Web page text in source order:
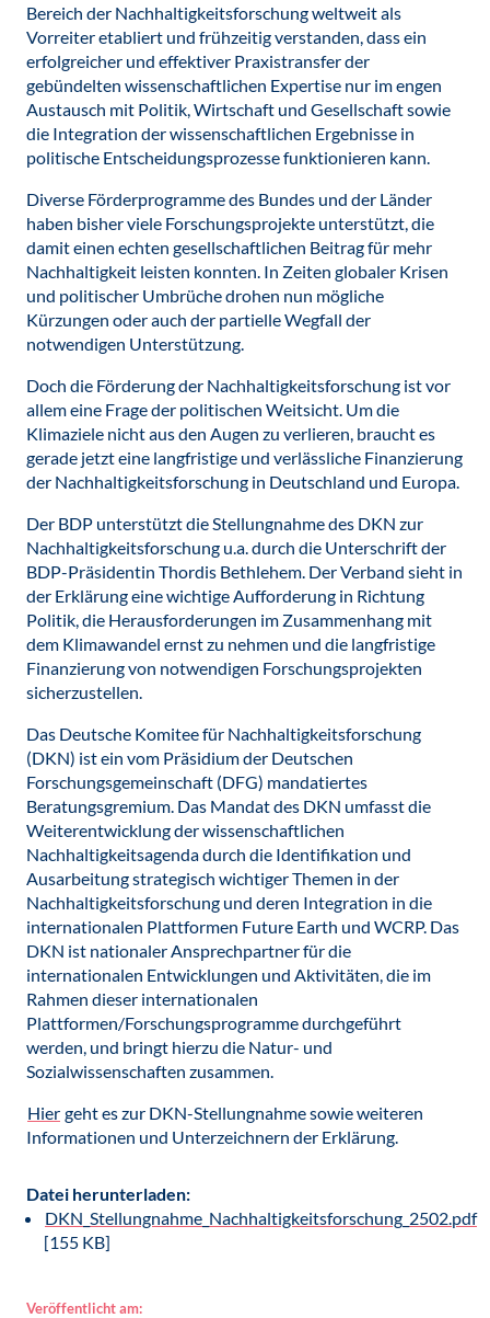
Bereich der Nachhaltigkeitsforschung weltweit als
Vorreiter etabliert und frühzeitig verstanden, dass ein
erfolgreicher und effektiver Praxistransfer der
gebündelten wissenschaftlichen Expertise nur im engen
Austausch mit Politik, Wirtschaft und Gesellschaft sowie
die Integration der wissenschaftlichen Ergebnisse in
politische Entscheidungsprozesse funktionieren kann.
Diverse Förderprogramme des Bundes und der Länder
haben bisher viele Forschungsprojekte unterstützt, die
damit einen echten gesellschaftlichen Beitrag für mehr
Nachhaltigkeit leisten konnten. In Zeiten globaler Krisen
und politischer Umbrüche drohen nun mögliche
Kürzungen oder auch der partielle Wegfall der
notwendigen Unterstützung.
Doch die Förderung der Nachhaltigkeitsforschung ist vor
allem eine Frage der politischen Weitsicht. Um die
Klimaziele nicht aus den Augen zu verlieren, braucht es
gerade jetzt eine langfristige und verlässliche Finanzierung
der Nachhaltigkeitsforschung in Deutschland und Europa.
Der BDP unterstützt die Stellungnahme des DKN zur
Nachhaltigkeitsforschung u.a. durch die Unterschrift der
BDP-Präsidentin Thordis Bethlehem. Der Verband sieht in
der Erklärung eine wichtige Aufforderung in Richtung
Politik, die Herausforderungen im Zusammenhang mit
dem Klimawandel ernst zu nehmen und die langfristige
Finanzierung von notwendigen Forschungsprojekten
sicherzustellen.
Das Deutsche Komitee für Nachhaltigkeitsforschung
(DKN) ist ein vom Präsidium der Deutschen
Forschungsgemeinschaft (DFG) mandatiertes
Beratungsgremium. Das Mandat des DKN umfasst die
Weiterentwicklung der wissenschaftlichen
Nachhaltigkeitsagenda durch die Identifikation und
Ausarbeitung strategisch wichtiger Themen in der
Nachhaltigkeitsforschung und deren Integration in die
internationalen Plattformen Future Earth und WCRP. Das
DKN ist nationaler Ansprechpartner für die
internationalen Entwicklungen und Aktivitäten, die im
Rahmen dieser internationalen
Plattformen/Forschungsprogramme durchgeführt
werden, und bringt hierzu die Natur- und
Sozialwissenschaften zusammen.
Hier geht es zur DKN-Stellungnahme sowie weiteren
Informationen und Unterzeichnern der Erklärung.
Datei herunterladen:
DKN_Stellungnahme_Nachhaltigkeitsforschung_2502.pdf
[155 KB]
Veröffentlicht am: